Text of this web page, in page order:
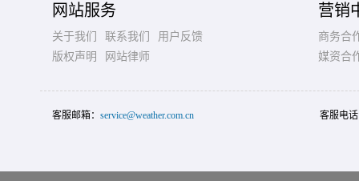
网站服务
关于我们 联系我们
用户反馈
版权声明
网站律师
营销
商务合
媒资合
客服邮箱： service@weather.com.cn 客服电